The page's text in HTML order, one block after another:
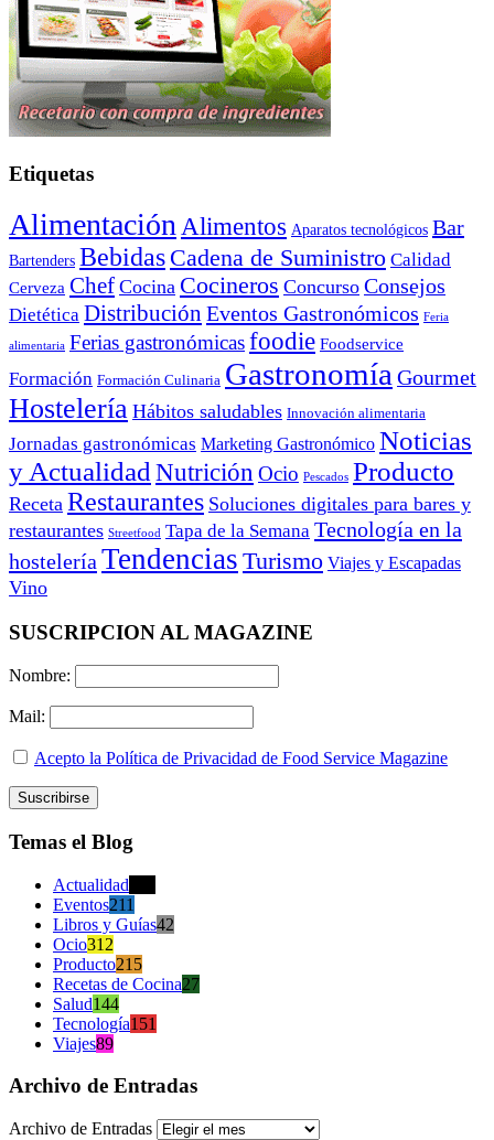
Etiquetas
Alimentación Alimentos Aparatos tecnológicos Bar
Bartenders Bebidas Cadena de Suministro Calidad
Cerveza Chef Cocina Cocineros Concurso Consejos
Dietética Distribución Eventos Gastronómicos Feria
alimentaria Ferias gastronómicasfoodie Foodservice
Formación Formación Culinaria Gastronomía Gourmet
Hostelería Hábitos saludables Innovación alimentaria
Jornadas gastronómicas Marketing Gastronómico Noticias
y Actualidad Nutrición Ocio Pescados Producto
Receta Restaurantes Soluciones digitales para bares y
restaurantes Streetfood Tapa de la Semana Tecnología en la
hostelería Tendencias Turismo Viajes y Escapadas
Vino
SUSCRIPCION AL MAGAZINE
Nombre:
Mail:
Acepto la Política de Privacidad de Food Service Magazine
Temas el Blog
Actualidad
Eventos211
Libros y Guías42
Ocio312
Producto215
Recetas de Cocina27
Salud144
Tecnología151
Viajes89
Archivo de Entradas
Archivo de Entradas